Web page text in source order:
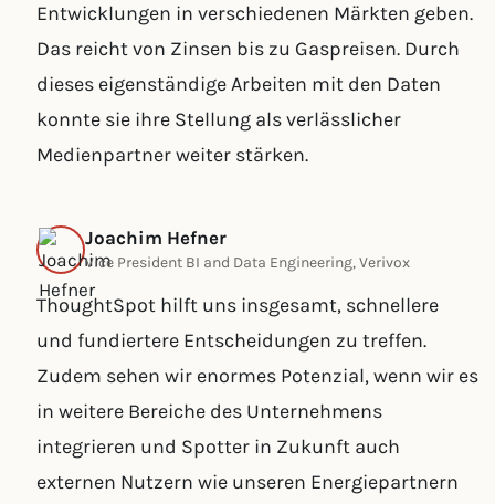
Entwicklungen in verschiedenen Märkten geben.
Das reicht von Zinsen bis zu Gaspreisen. Durch
dieses eigenständige Arbeiten mit den Daten
konnte sie ihre Stellung als verlässlicher
Medienpartner weiter stärken.
Joachim Hefner
Vice President BI and Data Engineering, Verivox
ThoughtSpot hilft uns insgesamt, schnellere
und fundiertere Entscheidungen zu treffen.
Zudem sehen wir enormes Potenzial, wenn wir es
in weitere Bereiche des Unternehmens
integrieren und Spotter in Zukunft auch
externen Nutzern wie unseren Energiepartnern